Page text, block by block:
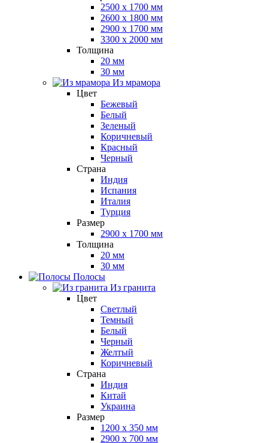
2500 x 1700 мм
2600 x 1800 мм
2900 x 1700 мм
3300 x 2000 мм
Толщина
20 мм
30 мм
Из мрамора
Цвет
Бежевый
Белый
Зеленый
Коричневый
Красный
Черный
Страна
Индия
Испания
Италия
Турция
Размер
2900 x 1700 мм
Толщина
20 мм
30 мм
Полосы
Из гранита
Цвет
Светлый
Темный
Белый
Черный
Желтый
Коричневый
Страна
Индия
Китай
Украина
Размер
1200 x 350 мм
2900 x 700 мм